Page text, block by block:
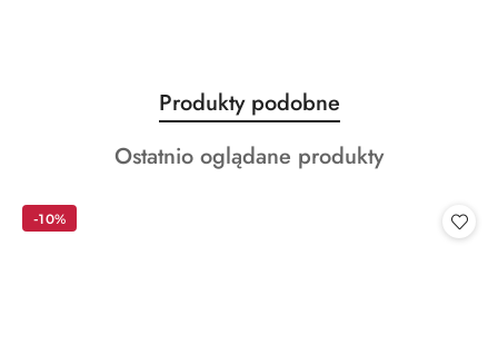
Pomiń karuzelę produktów
Produkty
o
statusie:
Produkty podobne
Produkty
Ostatnio oglądane produkty
-10%